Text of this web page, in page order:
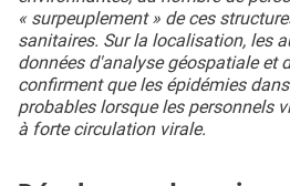
« surpeuplement » de ces
sanitaires. Sur la localisation, les
données d'analyse géospatiale et
confirment que les épidémies
probables lorsque les personnels
à forte circulation virale.